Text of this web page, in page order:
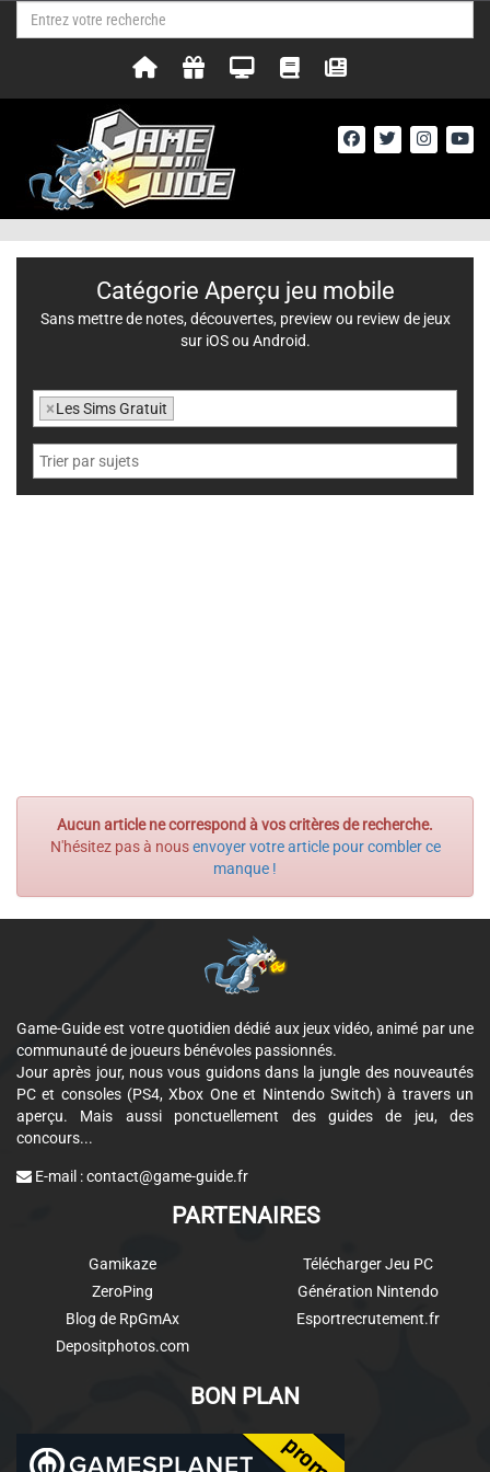
Aucun article ne correspond à vos critères de recherche.
N'hésitez pas à nousenvoyer votre article pour combler ce
manque !
Catégorie Aperçu jeu mobile
Sans mettre de notes, découvertes, preview ou review de jeux
sur iOS ou Android.
×Les Sims Gratuit
Game-Guide est votre quotidien dédié aux jeux vidéo, animé par une
communauté de joueurs bénévoles passionnés.
Jour après jour, nous vous guidons dans la jungle des nouveautés
PC et consoles (PS4, Xbox One et Nintendo Switch) à travers un
aperçu. Mais aussi ponctuellement des guides de jeu, des
concours...
E-mail :contact@game-guide.fr
PARTENAIRES
Gamikaze
ZeroPing
Blog de RpGmAx
Depositphotos.com
Télécharger Jeu PC
Génération Nintendo
Esportrecrutement.fr
BON PLAN